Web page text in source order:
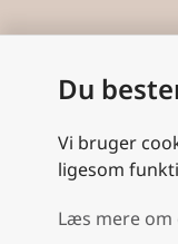
Du
Vi bruger
ligesom
Læs mere om